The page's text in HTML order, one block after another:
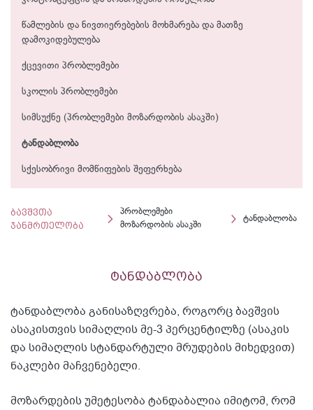
წამლების და ნივთიერებების მოხმარება და მათზე
დამოკიდებულება
ქცევითი პრობლემები
სკოლის პრობლემები
სიმსუქნე (პრობლემები მოზარდობის ასაკში)
ტანდაბლობა
სქესობრივი მომწიფების შეფერხება
ბავშვთა
ჯანმრთელობა
პრობლემები
მოზარდობის ასაკში
ტანდაბლობა
ტანდაბლობა
ტანდაბლობა განისაზღვრება, როგორც ბავშვის
ასაკისთვის სიმაღლის მე-3 პერცენტილზე (ასაკის
და სიმაღლის სტანდარტული მრუდების მიხედვით)
ნაკლები მაჩვენებელი.
მოზარდების უმეტესობა ტანდაბალია იმიტომ, რომ